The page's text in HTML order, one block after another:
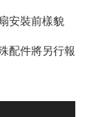
安裝前樣貌
配件將另行報